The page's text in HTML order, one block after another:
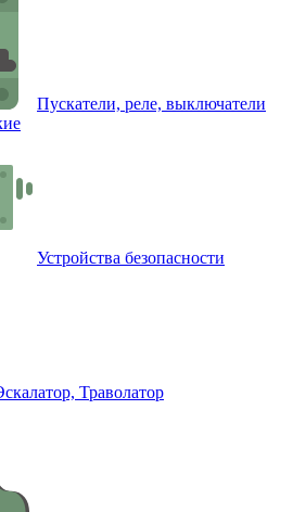
Пускатели, реле, выключатели
Устройства безопасности
Траволатор